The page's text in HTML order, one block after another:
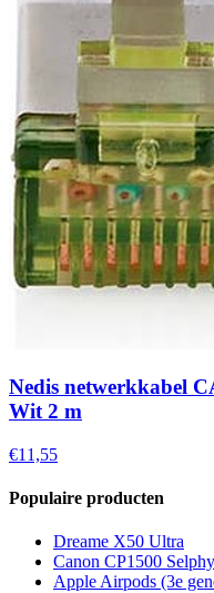
Nedis netwerkkabel
Wit 2 m
€11,55
Populaire producten
Dreame X50 Ultra
Canon CP1500 Selphy
Apple Airpods (3e